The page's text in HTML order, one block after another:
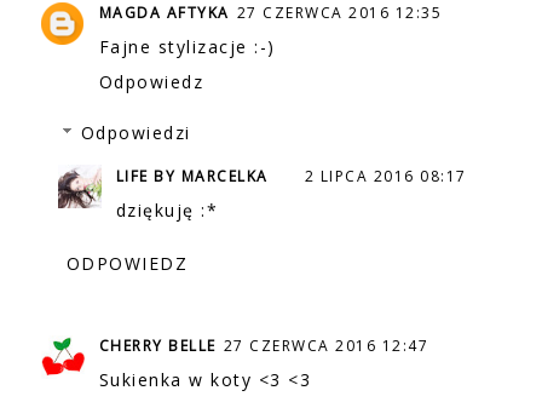
MAGDA AFTYKA 27 CZERWCA 2016 12:35
Fajne stylizacje :-)
Odpowiedz
Odpowiedzi
LIFE BY MARCELKA 2 LIPCA 2016 08:17
dziękuję :*
ODPOWIEDZ
CHERRY BELLE 27 CZERWCA 2016 12:47
Sukienka w koty <3 <3